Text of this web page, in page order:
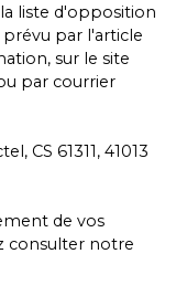
liste d'opposition
par l'article
sur le site
par courrier
CS 61311, 41013
de vos
consulter notre